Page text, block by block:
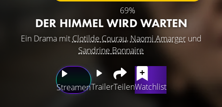
69%
DER HIMMEL WIRD WARTEN
Ein Drama mit Clotilde Courau, Naomi Amargerund
Sandrine Bonnaire
StreamenTrailerTeilenWatchlist